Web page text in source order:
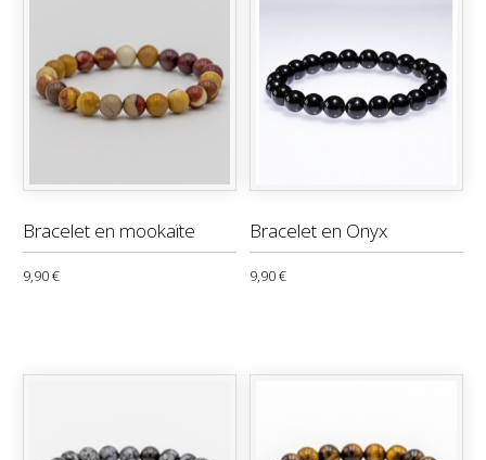
Bracelet en mookaïte
9,90 €
Bracelet en Onyx
9,90 €